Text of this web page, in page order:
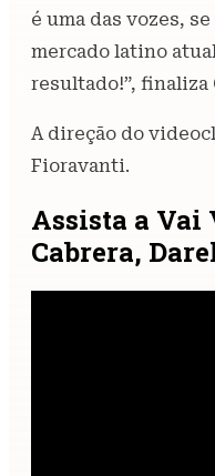
é uma das vozes,
mercado latino
resultado!”, finaliza
A direção do
Fioravanti.
Assista a Vai
Cabrera,